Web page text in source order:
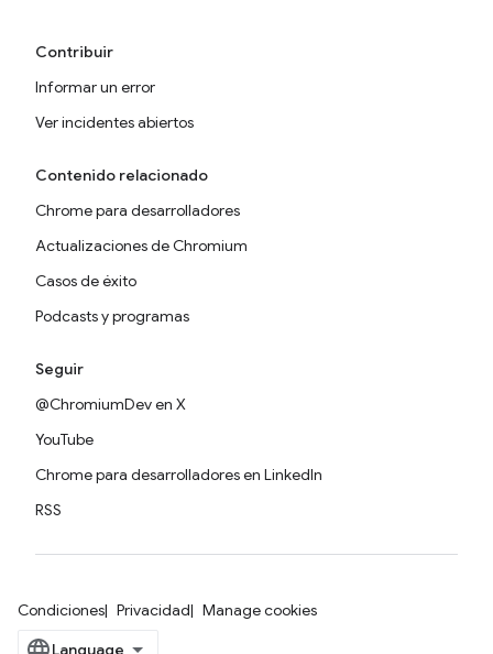
Contribuir
Informar un error
Ver incidentes abiertos
Contenido relacionado
Chrome para desarrolladores
Actualizaciones de Chromium
Casos de éxito
Podcasts y programas
Seguir
@ChromiumDev en X
YouTube
Chrome para desarrolladores en LinkedIn
RSS
Condiciones Privacidad Manage cookies